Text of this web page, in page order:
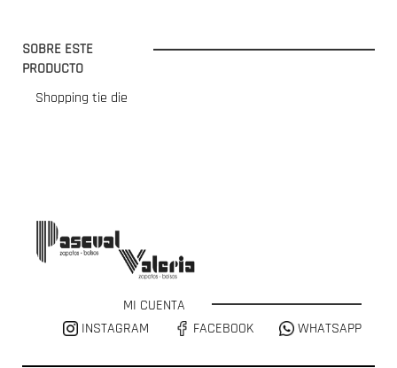
SOBRE ESTE
PRODUCTO
Shopping tie die
MI CUENTA
INSTAGRAM
FACEBOOK WHATSAPP